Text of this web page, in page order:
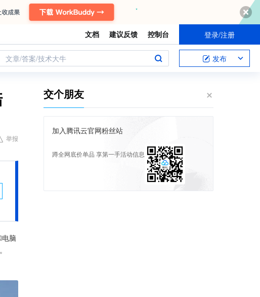
文档 建议反馈 控制台 登录/注册
文章/答案/技术大牛 发布
举报
脑
交个朋友
加入腾讯云官网粉丝站
蹲全网底价单品 享第一手活动信息